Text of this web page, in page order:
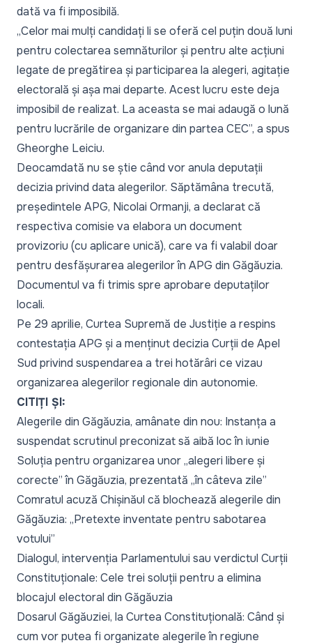
dată va fi imposibilă.
„Celor mai mulți candidați li se oferă cel puțin două luni
pentru colectarea semnăturilor și pentru alte acțiuni
legate de pregătirea și participarea la alegeri, agitație
electorală și așa mai departe. Acest lucru este deja
imposibil de realizat. La aceasta se mai adaugă o lună
pentru lucrările de organizare din partea CEC”, a spus
Gheorghe Leiciu.
Deocamdată nu se știe când vor anula deputații
decizia privind data alegerilor. Săptămâna trecută,
președintele APG, Nicolai Ormanji, a declarat că
respectiva comisie va elabora un document
provizoriu (cu aplicare unică), care va fi valabil doar
pentru desfășurarea alegerilor în APG din Găgăuzia.
Documentul va fi trimis spre aprobare deputaților
locali.
Pe 29 aprilie, Curtea Supremă de Justiție a respins
contestația APG și a menținut decizia Curții de Apel
Sud privind suspendarea a trei hotărâri ce vizau
organizarea alegerilor regionale din autonomie.
CITIȚI ȘI:
Alegerile din Găgăuzia, amânate din nou: Instanța a
suspendat scrutinul preconizat să aibă loc în iunie
Soluția pentru organizarea unor „alegeri libere și
corecte” în Găgăuzia, prezentată „în câteva zile”
Comratul acuză Chișinăul că blochează alegerile din
Găgăuzia: „Pretexte inventate pentru sabotarea
votului”
Dialogul, intervenția Parlamentului sau verdictul Curții
Constituționale: Cele trei soluții pentru a elimina
blocajul electoral din Găgăuzia
Dosarul Găgăuziei, la Curtea Constituțională: Când și
cum vor putea fi organizate alegerile în regiune